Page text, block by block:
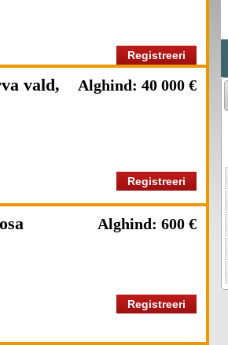
Registreeri
vald,
Alghind: 40 000 €
Registreeri
Alghind: 600 €
Registreeri